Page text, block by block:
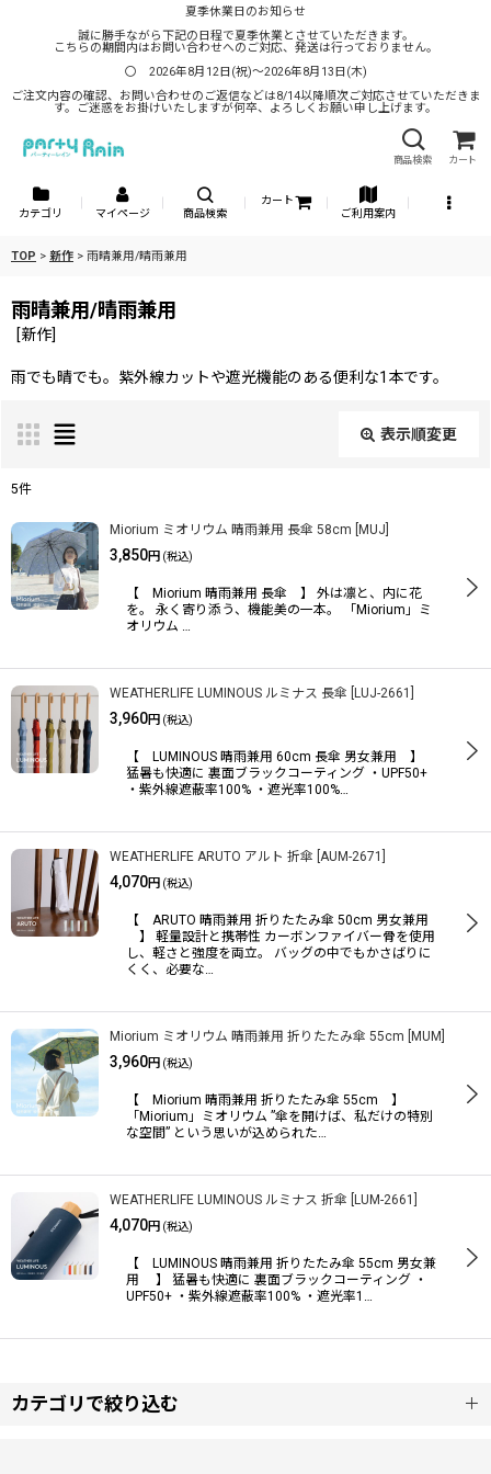
夏季休業日のお知らせ
誠に勝手ながら下記の日程で夏季休業とさせていただきます。
こちらの期間内はお問い合わせへのご対応、発送は行っておりません。
〇 2026年8月12日(祝)～2026年8月13日(木)
ご注文内容の確認、お問い合わせのご返信などは8/14以降順次ご対応させていただきま
す。ご迷惑をお掛けいたしますが何卒、よろしくお願い申し上げます。
商品検索 カート
カテゴリ マイページ 商品検索
カート
ご利用案内
TOP > 新作 > 雨晴兼用/晴雨兼用
雨晴兼用/晴雨兼用
[新作]
雨でも晴でも。紫外線カットや遮光機能のある便利な1本です。
表示順変更
サブカテゴリ:
表示数:
並び順:
5件
Miorium ミオリウム 晴雨兼用 長傘 58cm MUJ
3,850円 (税込)
【 Miorium 晴雨兼用 長傘 】 外は凛と、内に花
を。 永く寄り添う、機能美の一本。 「Miorium」ミ
オリウム …
WEATHERLIFE LUMINOUS ルミナス 長傘 LUJ-2661
3,960円 (税込)
【 LUMINOUS 晴雨兼用 60cm 長傘 男女兼用 】
猛暑も快適に 裏面ブラックコーティング ・UPF50+
・紫外線遮蔽率100% ・遮光率100%…
WEATHERLIFE ARUTO アルト 折傘 AUM-2671
4,070円 (税込)
【 ARUTO 晴雨兼用 折りたたみ傘 50cm 男女兼用
】 軽量設計と携帯性 カーボンファイバー骨を使用
し、軽さと強度を両立。 バッグの中でもかさばりに
くく、必要な…
Miorium ミオリウム 晴雨兼用 折りたたみ傘 55cm MUM
3,960円 (税込)
【 Miorium 晴雨兼用 折りたたみ傘 55cm 】
「Miorium」ミオリウム ”傘を開けば、私だけの特別
な空間” という思いが込められた…
WEATHERLIFE LUMINOUS ルミナス 折傘 LUM-2661
4,070円 (税込)
【 LUMINOUS 晴雨兼用 折りたたみ傘 55cm 男女兼
用 】 猛暑も快適に 裏面ブラックコーティング ・
UPF50+ ・紫外線遮蔽率100% ・遮光率1…
カテゴリで絞り込む